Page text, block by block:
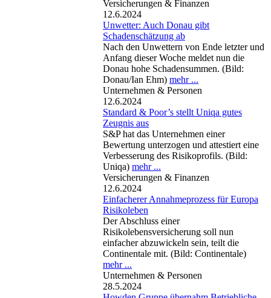
Versicherungen & Finanzen
12.6.2024
Unwetter: Auch Donau gibt
Schadenschätzung ab
Nach den Unwettern von Ende letzter und
Anfang dieser Woche meldet nun die
Donau hohe Schadensummen. (Bild:
Donau/Ian Ehm) mehr ...
Unternehmen & Personen
12.6.2024
Standard & Poor’s stellt Uniqa gutes
Zeugnis aus
S&P hat das Unternehmen einer
Bewertung unterzogen und attestiert eine
Verbesserung des Risikoprofils. (Bild:
Uniqa) mehr ...
Versicherungen & Finanzen
12.6.2024
Einfacherer Annahmeprozess für Europa
Risikoleben
Der Abschluss einer
Risikolebensversicherung soll nun
einfacher abzuwickeln sein, teilt die
Continentale mit. (Bild: Continentale)
mehr ...
Unternehmen & Personen
28.5.2024